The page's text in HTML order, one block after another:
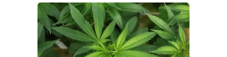
নবম জাতীয় পে-স্কেল নিয়ে সর্বশেষ যা জানা গেল
ইপিএস প্রকাশ করেছে ঢাকা ব্যাংক